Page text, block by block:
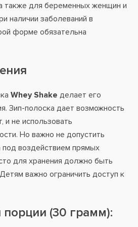
также для беременных женщин и
наличии заболеваний в
форме обязательна
Whey Shake делает его
Зип-полоска дает возможность
и не использовать
Но важно не допустить
под воздействием прямых
для хранения должно быть
важно ограничить доступ к
порции (30 грамм):